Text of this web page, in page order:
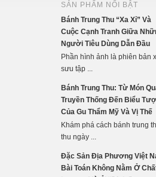
SẢN PHẨM NỔI BẬT
Bánh Trung Thu “Xa Xỉ” Và
Cuộc Cạnh Tranh Giữa
Người Tiêu Dùng Dẫn Đầu
Phần hình ảnh là phiên bản
sưu tập ...
Bánh Trung Thu: Từ Món
Truyền Thống Đến Biểu
Của Gu Thẩm Mỹ Và Vị Thế
Khám phá cách bánh trung
thu ngày ...
Đặc Sản Địa Phương Việt
Bài Toán Không Nằm Ở